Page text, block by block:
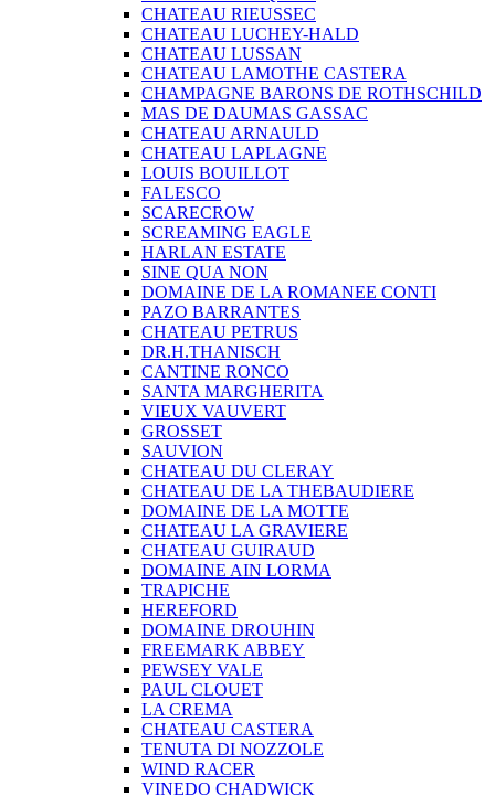
CHATEAU RIEUSSEC
CHATEAU LUCHEY-HALD
CHATEAU LUSSAN
CHATEAU LAMOTHE CASTERA
CHAMPAGNE BARONS DE ROTHSCHILD
MAS DE DAUMAS GASSAC
CHATEAU ARNAULD
CHATEAU LAPLAGNE
LOUIS BOUILLOT
FALESCO
SCARECROW
SCREAMING EAGLE
HARLAN ESTATE
SINE QUA NON
DOMAINE DE LA ROMANEE CONTI
PAZO BARRANTES
CHATEAU PETRUS
DR.H.THANISCH
CANTINE RONCO
SANTA MARGHERITA
VIEUX VAUVERT
GROSSET
SAUVION
CHATEAU DU CLERAY
CHATEAU DE LA THEBAUDIERE
DOMAINE DE LA MOTTE
CHATEAU LA GRAVIERE
CHATEAU GUIRAUD
DOMAINE AIN LORMA
TRAPICHE
HEREFORD
DOMAINE DROUHIN
FREEMARK ABBEY
PEWSEY VALE
PAUL CLOUET
LA CREMA
CHATEAU CASTERA
TENUTA DI NOZZOLE
WIND RACER
VINEDO CHADWICK